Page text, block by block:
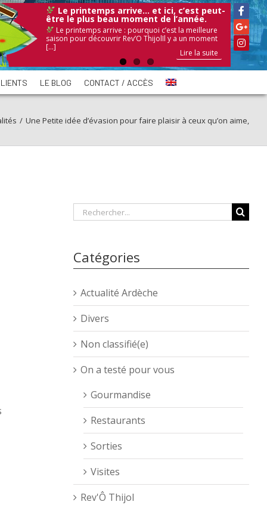
Le printemps arrive… et ici, c’est peut-
être le plus beau moment de l’année.
Le printemps arrive : pourquoi c’est la meilleure
saison pour découvrir Rev’O ThijolIl y a un moment
[...]
Lire la suite
Lire la suite
Lire la suite
LE BLOG CONTACT / ACCÈS
/ Une Petite idée d’évasion pour faire plaisir à ceux qu’on aime,
Rechercher
Catégories
Actualité Ardèche
Divers
Non classifié(e)
On a testé pour vous
Gourmandise
Restaurants
Sorties
Visites
Rev'Ô Thijol